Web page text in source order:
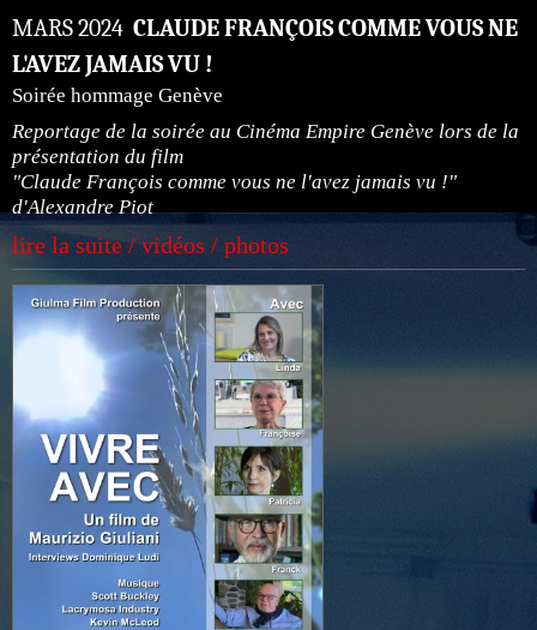
MARS 2024 CLAUDE FRANÇOIS COMME VOUS NE
L'AVEZ JAMAIS VU !
Soirée hommage Genève
Reportage de la soirée au Cinéma Empire Genève lors de la
présentation du film
"Claude François comme vous ne l'avez jamais vu !"
d'Alexandre Piot
lire la suite / vidéos / photos